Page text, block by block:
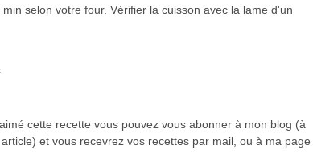
selon votre four. Vérifier la cuisson avec la lame d'un
cette recette vous pouvez vous abonner à mon blog (à
et vous recevrez vos recettes par mail, ou à ma page